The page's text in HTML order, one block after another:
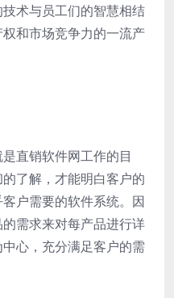
术与员工们的智慧相结
和市场竞争力的一流产
直销软件网工作的目
了解，才能明白客户的
户需要的软件系统。因
需求来对每产品进行详
心，充分满足客户的需